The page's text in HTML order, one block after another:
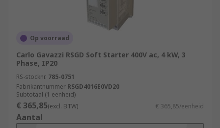
Op voorraad
Carlo Gavazzi RSGD Soft Starter 400V ac, 4 kW, 3
Phase, IP20
RS-stocknr. 785-0751
Fabrikantnummer RSGD4016E0VD20
Subtotaal (1 eenheid)
€ 365,85(excl. BTW) € 365,85/eenheid
Aantal